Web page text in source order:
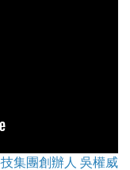
集團創辦人 吳權威